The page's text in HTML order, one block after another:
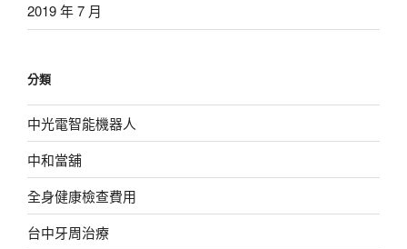
2019 年 7 月
分類
中光電智能機器人
中和當舖
全身健康檢查費用
台中牙周治療